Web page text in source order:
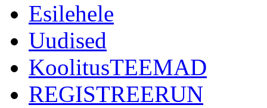
Esilehele
Uudised
KoolitusTEEMAD
REGISTREERUN